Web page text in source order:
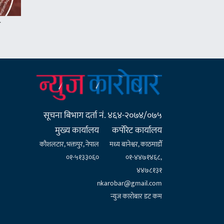
सूचना बिभाग दर्ता नं. ४६४-२०७४/०७५
मुख्य कार्यालय
कौशलटार, भक्तपुर, नेपाल
०१-५१३३०६०
कर्पाेरेट कार्यालय
मध्य बानेश्वर, काठमाडौँ
०१-४४७१४६८,
४४७८१३१
nkarobar@gmail.com
न्युज कारोबार डट कम